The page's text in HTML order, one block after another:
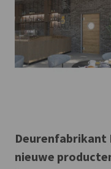
Deurenfabrikant
nieuwe